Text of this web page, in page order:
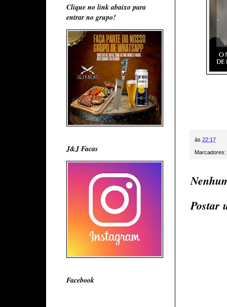
às 22:17
Marcadores:
Postar
Clique no link abaixo para
entrar no grupo!
J&J Facas
Facebook